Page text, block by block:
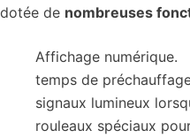
dotée de nombreuses
Affichage numérique.
temps de
signaux lumineux
rouleaux spéciaux